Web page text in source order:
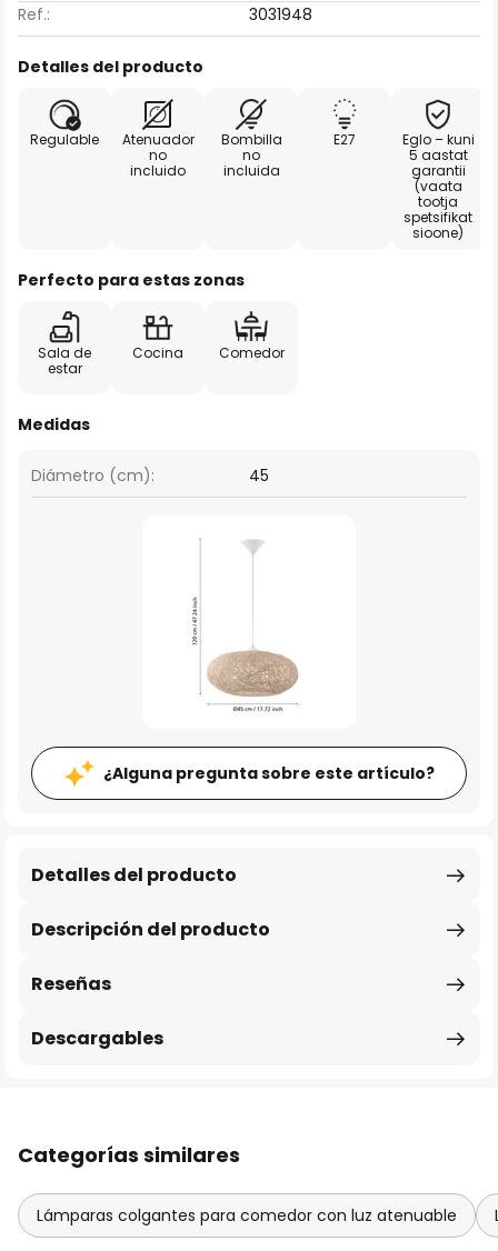
Ref.:
3031948
Detalles del producto
Regulable
Atenuador
no
incluido
Bombilla
no
incluida
E27
Eglo – kuni
5 aastat
garantii
(vaata
tootja
spetsifikat
sioone)
Perfecto para estas zonas
Sala de
estar
Cocina Comedor
Medidas
Diámetro (cm): 45
¿Alguna pregunta sobre este artículo?
Descripción del producto
Detalles del producto
Reseñas
Descargables
Categorías similares
Lámparas colgantes para comedor con luz atenuable